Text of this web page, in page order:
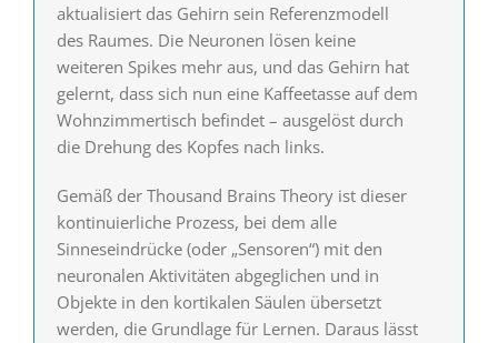
aktualisiert das Gehirn sein Referenzmodell
des Raumes. Die Neuronen lösen keine
weiteren Spikes mehr aus, und das Gehirn hat
gelernt, dass sich nun eine Kaffeetasse auf dem
Wohnzimmertisch befindet – ausgelöst durch
die Drehung des Kopfes nach links.
Gemäß der Thousand Brains Theory ist dieser
kontinuierliche Prozess, bei dem alle
Sinneseindrücke (oder „Sensoren“) mit den
neuronalen Aktivitäten abgeglichen und in
Objekte in den kortikalen Säulen übersetzt
werden, die Grundlage für Lernen. Daraus lässt